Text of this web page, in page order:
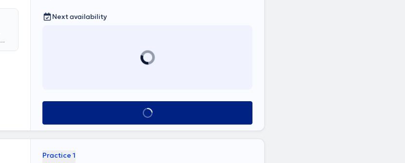
Next availability
See all
Practice 1